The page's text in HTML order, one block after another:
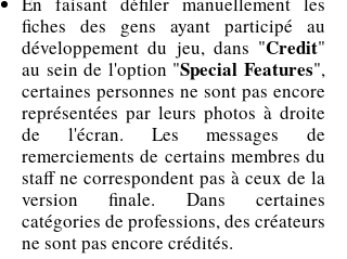
fiches des gens ayant participé au
développement du jeu, dans "Credit"
au sein de l'option "Special Features",
certaines personnes ne sont pas encore
représentées par leurs photos à droite
de l'écran. Les messages de
remerciements de certains membres du
staff ne correspondent pas à ceux de la
version finale. Dans certaines
catégories de professions, des créateurs
ne sont pas encore crédités.